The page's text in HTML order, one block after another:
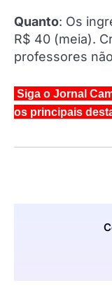
Quanto: Os
R$ 40 (meia).
professores
Siga o Jornal
os principais